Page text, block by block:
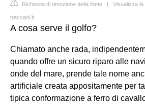
Richiesta di rimozione della fonte | Visualizza
treccani.it
A cosa serve il golfo?
Chiamato anche rada,
quando offre un sicuro riparo alle
onde del mare, prende tale nome
artificiale creata appositamente per
tipica conformazione a ferro di